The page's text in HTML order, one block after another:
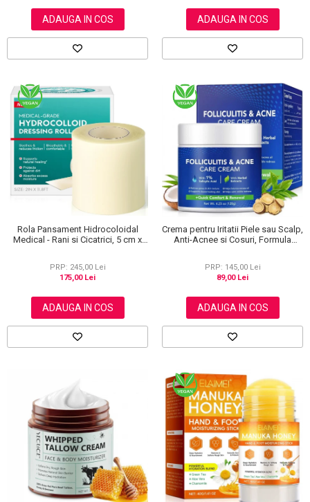
ADAUGA IN COS ADAUGA IN COS
Rola Pansament Hidrocoloidal
Medical - Rani si Cicatrici, 5 cm x
PRP: 245,00 Lei
175,00 Lei
ADAUGA IN COS
Crema pentru Iritatii Piele sau Scalp,
Anti-Acnee si Cosuri, Formula
PRP: 145,00 Lei
89,00 Lei
ADAUGA IN COS